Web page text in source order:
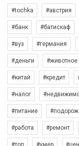
#tochka #австрия
#банк #батискаф
#вуз #германия
#деньги #животное
#китай #кредит
#налог
#питание
#работа #ремонт